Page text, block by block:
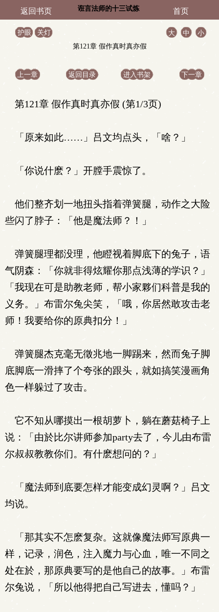
返回书页 诳言法师的十三试炼 首页
护眼 关灯 大 中
小
第121章 假作真时真亦假
上一章 返回目录 进入书架 下一章
第121章 假作真时真亦假 (第1/3页)
「原来如此……」吕文均点头，「啥？」
「你说什麽？」开膛手震惊了。
他们整齐划一地扭头指着弹簧腿，动作之大险
些闪了脖子：「他是魔法师？！」
弹簧腿理都没理，他瞪视着脚底下的兔子，语
气阴森：「你就非得炫耀你那点浅薄的学识？」
「我现在可是助教老师，帮小家夥们科普是我的
义务。」布雷尔兔尖笑，「哦，你居然敢攻击老
师！我要给你的原典扣分！」
弹簧腿杰克毫无徵兆地一脚踢来，然而兔子脚
底脚底一滑摔了个夸张的跟头，就如搞笑漫画角
色一样躲过了攻击。
它不知从哪摸出一根胡萝卜，躺在蘑菇椅子上
说：「由於比尔讲师参加party去了，今儿由布雷
尔叔叔教教你们。有什麽想问的？」
「魔法师到底要怎样才能变成幻灵啊？」吕文
均说。
「那其实不怎麽复杂。这就像魔法师写原典一
样，记录，润色，注入魔力与心血，唯一不同之
处在於，那原典要写的是他自己的故事。」布雷
尔兔说，「所以他得把自己写进去，懂吗？」